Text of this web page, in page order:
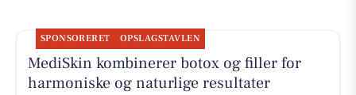
SPONSORERET OPSLAGSTAVLEN
MediSkin kombinerer botox og filler for
harmoniske og naturlige resultater